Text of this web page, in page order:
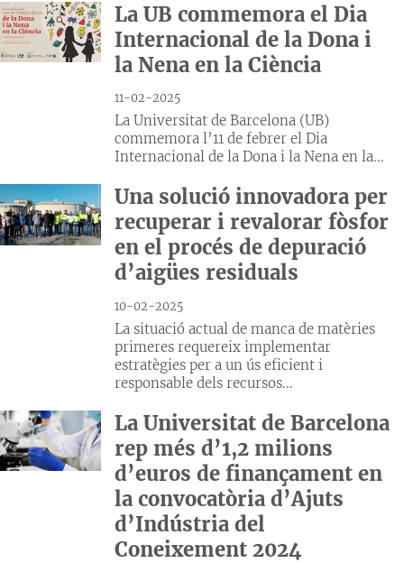
La UB commemora el Dia
Internacional de la Dona i
la Nena en la Ciència
11-02-2025
La Universitat de Barcelona (UB)
commemora l’11 de febrer el Dia
Internacional de la Dona i la Nena en la...
Una solució innovadora per
recuperar i revalorar fòsfor
en el procés de depuració
d’aigües residuals
10-02-2025
La situació actual de manca de matèries
primeres requereix implementar
estratègies per a un ús eficient i
responsable dels recursos...
La Universitat de Barcelona
rep més d’1,2 milions
d’euros de finançament en
la convocatòria d’Ajuts
d’Indústria del
Coneixement 2024